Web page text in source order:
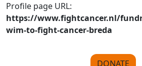
Profile page URL:
https://www.fightcancer.nl/
wim-to-fight-cancer-breda
DONATE